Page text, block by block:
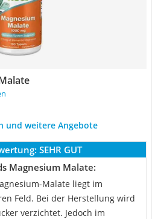
und weitere Angebote
SEHR GUT
Magnesium Malate:
Malate liegt im
Feld. Bei der Herstellung wird
verzichtet. Jedoch im